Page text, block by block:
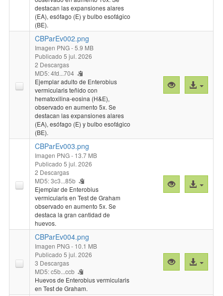
destacan las expansiones alares
(EA), esófago (E) y bulbo esofágico
(BE).
CBParEv002.png
Imagen PNG- 5.9 MB
Publicado 5 jul. 2026
2 Descargas
MD5: 4fd...704
Ejemplar adulto de Enterobius
vermicularis teñido con
hematoxilina-eosina (H&E),
observado en aumento 5x. Se
destacan las expansiones alares
(EA), esófago (E) y bulbo esofágico
(BE).
Vista
previa
Acceso
al
CBParEv003.png
Imagen PNG- 13.7 MB
Publicado 5 jul. 2026
2 Descargas
MD5: 3c3...85b
Ejemplar de Enterobius
vermicularis en Test de Graham
observado en aumento 5x. Se
destaca la gran cantidad de
huevos.
Vista
previa
Acceso
al
CBParEv004.png
Imagen PNG- 10.1 MB
Publicado 5 jul. 2026
3 Descargas
MD5: c5b...ccb
Huevos de Enterobius vermicularis
en Test de Graham.
Vista
previa
Acceso
al